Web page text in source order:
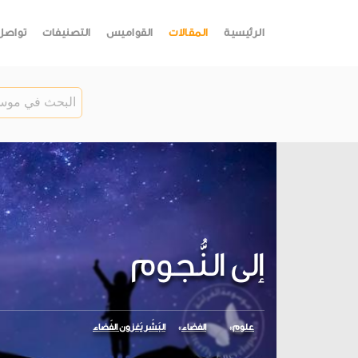
الرئيسية المقالات القواميس التصنيفات
إلى النُّجوم
علوم الفضاء البَشَر يَغزون الفَضاء